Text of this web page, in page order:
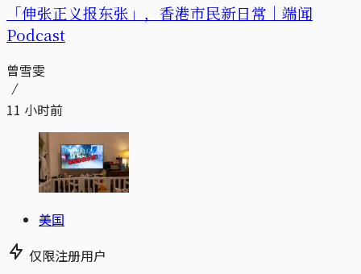
「伸张正义报东张」，香港市民新日常｜端闻
Podcast
曾雪雯
11 小时前
美国
仅限注册用户